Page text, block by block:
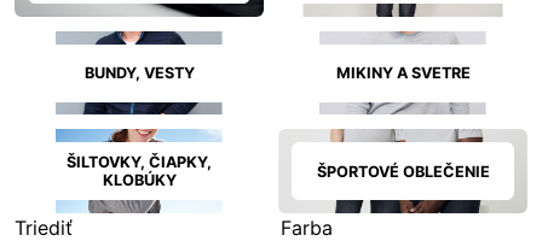
BUNDY, VESTY MIKINY A SVETRE
ŠILTOVKY, ČIAPKY,
KLOBÚKY
ŠPORTOVÉ OBLEČENIE
Triediť Farba